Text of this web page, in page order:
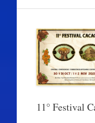
11° Festival